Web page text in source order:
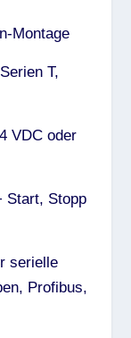
Montage
T,
VDC oder
Start, Stopp
serielle
Profibus,